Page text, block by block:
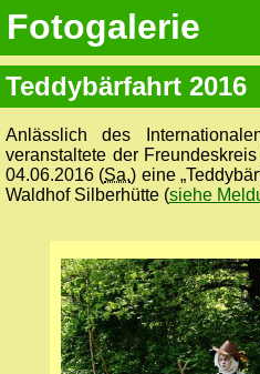
Fotogalerie
Teddybärfahrt 2016
Anlässlich des
veranstaltete der
04.06.2016 (Sa.) eine
Waldhof Silberhütte (siehe